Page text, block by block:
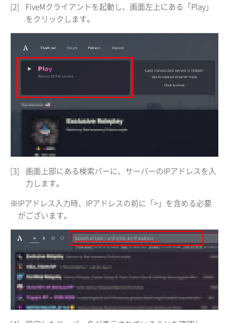
[2]
FiveMクライアントを起動し、画面左上にある「Play」
をクリックします。
[3]
画面上部にある検索バーに、サーバーのIPアドレスを入
力します。
※IPアドレス入力時、IPアドレスの前に「>」を含める必要
がございます。